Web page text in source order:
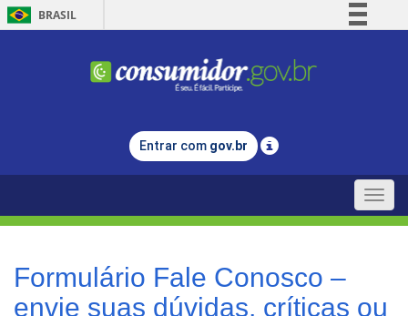
BRASIL
Comunica BR
Legislação
Entrar com gov.br
Toggle
Formulário Fale Conosco –
envie suas dúvidas, críticas ou